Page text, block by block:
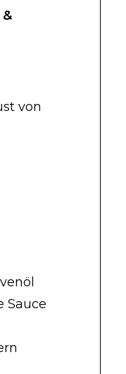
von
Sauce